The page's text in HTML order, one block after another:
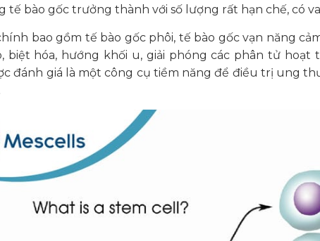
tế bào gốc trưởng thành với số lượng rất hạn chế, có
bao gồm tế bào gốc phôi, tế bào gốc vạn năng
biệt hóa, hướng khối u, giải phóng các phân tử hoạt
đánh giá là một công cụ tiềm năng để điều trị ung